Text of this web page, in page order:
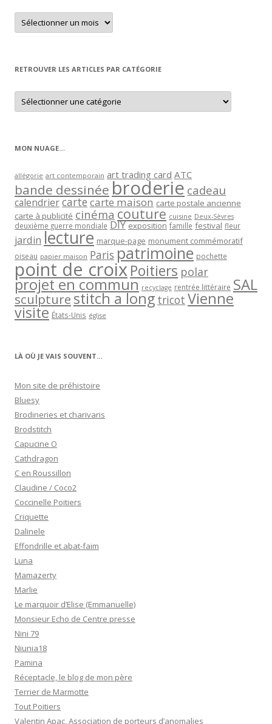
Retrouver
un
article
RETROUVER LES ARTICLES PAR CATÉGORIE
Retrouver
les
articles
MON NUAGE…
allégorie art contemporain art trading card ATC
bande dessinée broderie cadeau
calendriercartecarte maison carte postale ancienne
carte à publicité cinéma couture cuisine Deux-Sèvres
deuxième guerre mondiale DIY exposition famille festival fleur
jardin lecture marque-page monument commémoratif
oiseau papier maison Paris patrimoine pochette
point de croixPoitiers polar
projet en commun recyclage rentrée littéraire SAL
sculpturestitch a long tricot Vienne
visite États-Unis église
LÀ OÙ JE VAIS SOUVENT…
Mon site de préhistoire
Bluesy
Brodineries et charivaris
Brodstitch
Capucine O
Cathdragon
C en Roussillon
Claudine / Coco2
Coccinelle Poitiers
Criquette
Dalinele
Effondrille et abat-faim
Luna
Mamazerty
Marlie
Le marquoir d’Elise (Emmanuelle)
Monsieur Echo de Centre presse
Nini 79
Niunia18
Pamina
Réceptacle, le blog de mon père
Terrier de Marmotte
Tout Poitiers
Valentin Apac, Association de porteurs d’anomalies